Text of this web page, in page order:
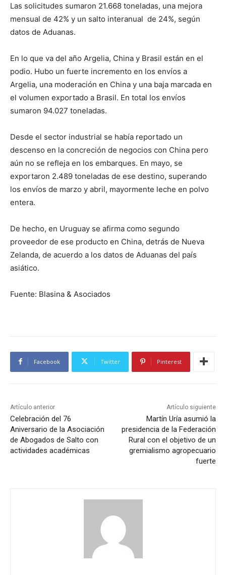
Las solicitudes sumaron 21.668 toneladas, una mejora
mensual de 42% y un salto interanual de 24%, según
datos de Aduanas.
En lo que va del año Argelia, China y Brasil están en el
podio. Hubo un fuerte incremento en los envíos a
Argelia, una moderación en China y una baja marcada en
el volumen exportado a Brasil. En total los envíos
sumaron 94.027 toneladas.
Desde el sector industrial se había reportado un
descenso en la concreción de negocios con China pero
aún no se refleja en los embarques. En mayo, se
exportaron 2.489 toneladas de ese destino, superando
los envíos de marzo y abril, mayormente leche en polvo
entera.
De hecho, en Uruguay se afirma como segundo
proveedor de ese producto en China, detrás de Nueva
Zelanda, de acuerdo a los datos de Aduanas del país
asiático.
Fuente: Blasina & Asociados
Facebook Twitter Pinterest
Artículo anterior
Celebración del 76
Aniversario de la Asociación
de Abogados de Salto con
actividades académicas
Artículo siguiente
Martín Uría asumió la
presidencia de la Federación
Rural con el objetivo de un
gremialismo agropecuario
fuerte